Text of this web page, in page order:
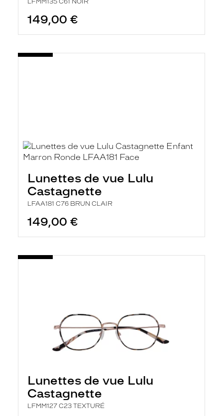
LFMM135 C61 NOIR
149,00 €
Lunettes de vue Lulu
Castagnette
LFAA181 C76 BRUN CLAIR
149,00 €
Lunettes de vue Lulu
Castagnette
LFMM127 C23 TEXTURÉ